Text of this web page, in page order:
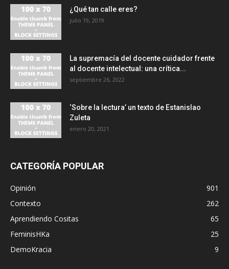
¿Qué tan calle eres?
julio 19, 2019
La supremacía del docente cuidador frente
al docente intelectual: una crítica...
septiembre 26, 2022
‘Sobre la lectura’ un texto de Estanislao
Zuleta
enero 20, 2021
CATEGORÍA POPULAR
Opinión
901
Contexto
262
Aprendiendo Cositas
65
FeminisHKa
25
DemoKracia
9